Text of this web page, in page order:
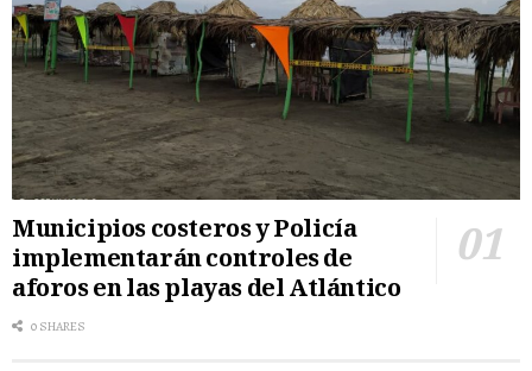
Municipios costeros y Policía
implementarán controles de
aforos en las playas del Atlántico
0 SHARES